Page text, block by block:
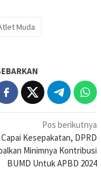
Muda
Pos berikutnya
Kesepakatan, DPRD
Minimnya Kontribusi
BUMD Untuk APBD 2024